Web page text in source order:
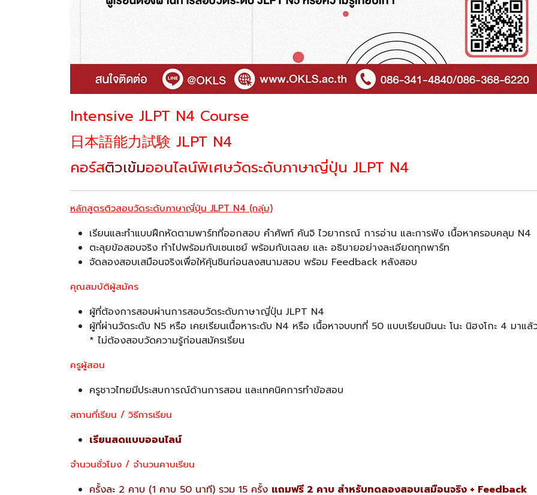
Intensive JLPT N4 Course
日本語能力試験 JLPT N4
คอร์สติวเข้มออนไลน์พิเศษวัดระดับภาษาญี่ปุ่น JLPT N4
หลักสูตรติวสอบวัดระดับภาษาญี่ปุ่น JLPT N4 (กลุ่ม)
เรียนและทำแบบฝึกหัดตามพาร์ทที่ออกสอบ คำศัพท์ คันจิ ไวยากรณ์ การอ่าน และการฟัง เนื้อหาครอบคลุม N4
ตะลุยข้อสอบจริง ทำไปพร้อมกับเซนเซย์ พร้อมกับเฉลย และ อธิบายอย่างละเอียดทุกพาร์ท
จัดลองสอบเสมือนจริงเพื่อให้คุ้นชินก่อนลงสนามสอบ พร้อม Feedback หลังสอบ
คุณสมบัติผู้สมัคร
ผู้ที่ต้องการสอบผ่านการสอบวัดระดับภาษาญี่ปุ่น JLPT N4
ผู้ที่ผ่านวัดระดับ N5 หรือ เคยเรียนเนื้อหาระดับ N4 หรือ เนื้อหาจบบทที่ 50 แบบเรียนมินนะ โนะ นิฮงโกะ 4 มาแ
* ไม่ต้องสอบวัดความรู้ก่อนสมัครเรียน
ครูผู้สอน
ครูชาวไทยมีประสบการณ์ด้านการสอน และเทคนิคการทำข้อสอบ
สถานที่เรียน / วิธีการเรียน
เรียนสดแบบออนไลน์
จำนวนชั่วโมง / จำนวนคาบเรียน
ครั้งละ 2 คาบ (1 คาบ 50 นาที) รวม 15 ครั้ง แถมฟรี 2 คาบ สำหรับทดลองสอบเสมือนจริง + Feedback